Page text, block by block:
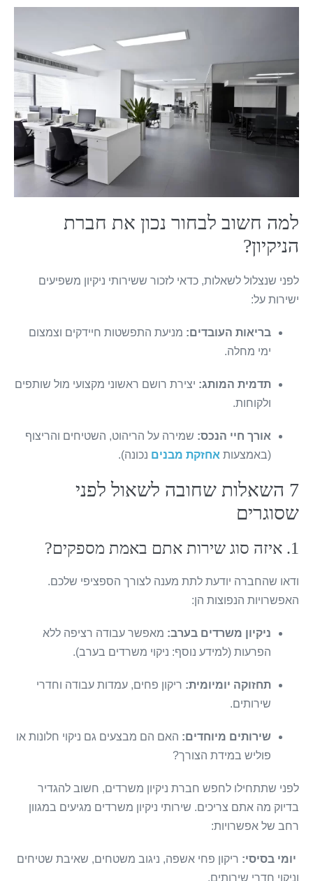
למה חשוב לבחור נכון את חברת
הניקיון?
לפני שנצלול לשאלות, כדאי לזכור ששירותי ניקיון משפיעים
ישירות על:
בריאות העובדים:מניעת התפשטות חיידקים וצמצום
ימי מחלה.
תדמית המותג:יצירת רושם ראשוני מקצועי מול שותפים
ולקוחות.
אורך חיי הנכס:שמירה על הריהוט, השטיחים והריצוף
(באמצעותאחזקת מבניםנכונה).
7 השאלות שחובה לשאול לפני
שסוגרים
1. איזה סוג שירות אתם באמת מספקים?
ודאו שהחברה יודעת לתת מענה לצורך הספציפי שלכם.
האפשרויות הנפוצות הן:
ניקיון משרדים בערב:מאפשר עבודה רציפה ללא
הפרעות (למידע נוסף: ניקוי משרדים בערב).
תחזוקה יומיומית:ריקון פחים, עמדות עבודה וחדרי
שירותים.
שירותים מיוחדים:האם הם מבצעים גם ניקוי חלונות או
פוליש במידת הצורך?
לפני שתתחילו לחפש חברת ניקיון משרדים, חשוב להגדיר
בדיוק מה אתם צריכים. שירותי ניקיון משרדים מגיעים במגוון
רחב של אפשרויות:
יומי בסיסי:ריקון פחי אשפה, ניגוב משטחים, שאיבת שטיחים
וניקוי חדרי שירותים.